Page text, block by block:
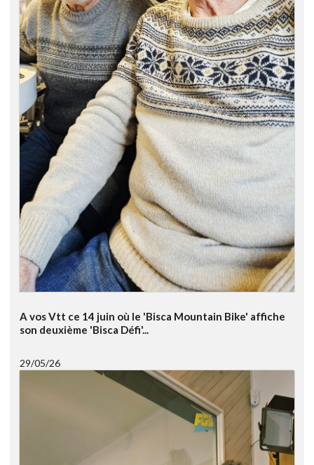
A vos Vtt ce 14 juin où le 'Bisca Mountain Bike' affiche
son deuxième 'Bisca Défi'...
29/05/26